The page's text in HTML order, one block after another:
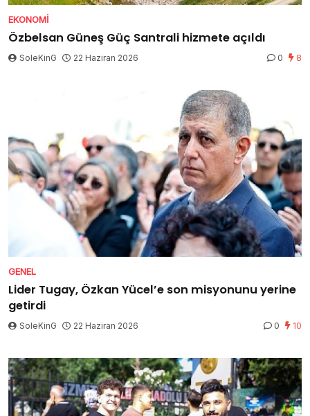
EKONOMI
Özbelsan Güneş Güç Santrali hizmete açıldı
SoleKinG 22 Haziran 2026 0 8
GENEL
Lider Tugay, Özkan Yücel’e son misyonunu yerine
getirdi
SoleKinG 22 Haziran 2026 0 10